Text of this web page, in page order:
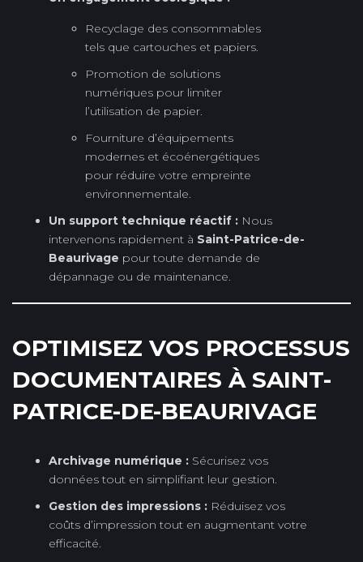
Recyclage des consommables
tels que cartouches et papiers.
Promotion de solutions
numériques pour limiter
l’utilisation de papier.
Fourniture d’équipements
modernes et écoénergétiques
pour réduire votre empreinte
environnementale.
Un support technique réactif : Nous
intervenons rapidement à Saint-Patrice-de-
Beaurivage pour toute demande de
dépannage ou de maintenance.
OPTIMISEZ VOS PROCESSUS
DOCUMENTAIRES À SAINT-
PATRICE-DE-BEAURIVAGE
Archivage numérique : Sécurisez vos
données tout en simplifiant leur gestion.
Gestion des impressions : Réduisez vos
coûts d’impression tout en augmentant votre
efficacité.